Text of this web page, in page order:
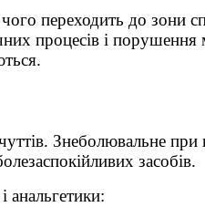
переходить до зони
процесів і порушення
Знеболювальне при
засобів.
анальгетики: